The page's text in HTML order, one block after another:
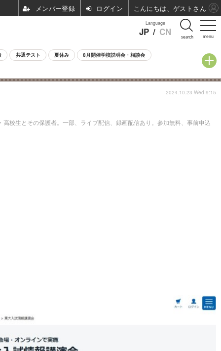
menu
Language
JP / CN search
共通テスト 夏休み 8月開催学校説明会・相談会
校生とその保護者。一部、ライブ配信、録画配信あり。参加無料、事前申込
2024.10.23 Wed 9:15
ログイン こんにちは、ゲストさん